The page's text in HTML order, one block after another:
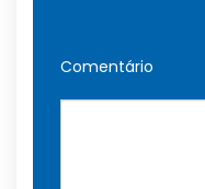
Comentário